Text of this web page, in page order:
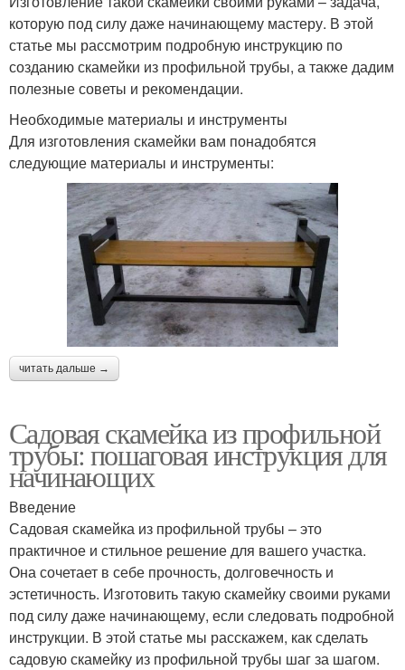
которую под силу даже начинающему мастеру. В этой
статье мы рассмотрим подробную инструкцию по
созданию скамейки из профильной трубы, а также дадим
полезные советы и рекомендации.
Необходимые материалы и инструменты
Для изготовления скамейки вам понадобятся
следующие материалы и инструменты:
читать дальше →
Садовая скамейка из профильной
трубы: пошаговая инструкция для
начинающих
Введение
Садовая скамейка из профильной трубы – это
практичное и стильное решение для вашего участка.
Она сочетает в себе прочность, долговечность и
эстетичность. Изготовить такую скамейку своими руками
под силу даже начинающему, если следовать подробной
инструкции. В этой статье мы расскажем, как сделать
садовую скамейку из профильной трубы шаг за шагом.